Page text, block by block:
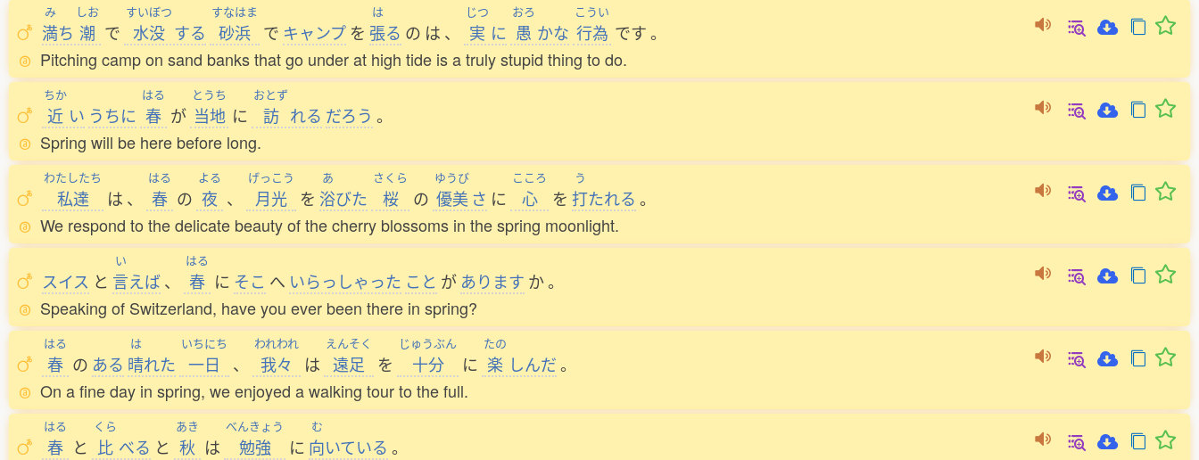
み
満ち
しお
潮 で
すいぼつ
水没 する
すなはま
砂浜 で キャンプ を
は
張る の は 、
じつ
実 に
おろ
愚 かな
こうい
行為 です。
Pitching camp on sand banks that go under at high tide is a truly stupid thing to do.
ちか
近 い うちに
はる
春 が
とうち
当地 に
おとず
訪 れる だろう 。
Spring will be here before long.
わたしたち
私達 は 、
はる
春 の
よる
夜 、
げっこう
月光 を
あ
浴びた
さくら
桜 の
ゆうび
優美 さ に
こころ
心 を
う
打たれる 。
We respond to the delicate beauty of the cherry blossoms in the spring moonlight.
スイス と
い
言えば、
はる
春 に そこ へ いらっしゃった こと が あります か。
Speaking of Switzerland, have you ever been there in spring?
はる
春 の ある
は
晴れた
いちにち
一日 、
われわれ
我々 は
えんそく
遠足 を
じゅうぶん
十分 に
たの
楽 しんだ。
On a fine day in spring, we enjoyed a walking tour to the full.
はる
春 と
くら
比 べる と
あき
秋 は
べんきょう
勉強 に
む
向いている 。